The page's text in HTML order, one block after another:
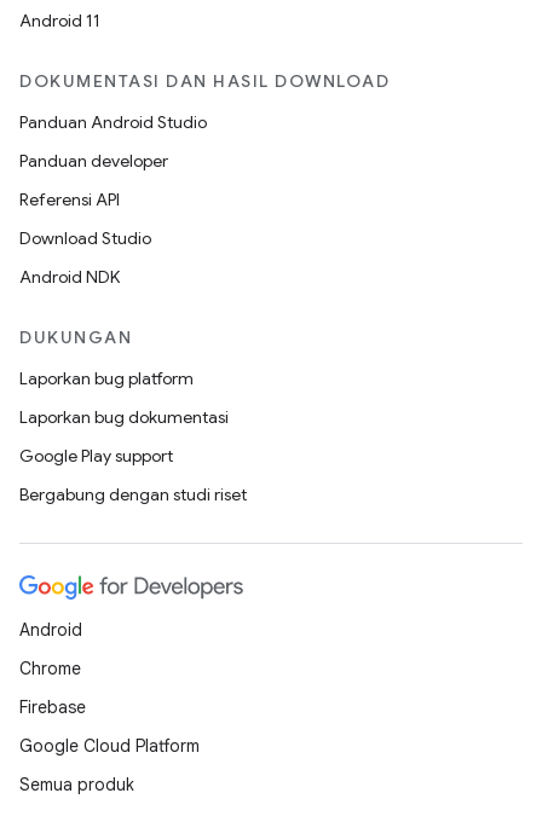
Android 11
DOKUMENTASI DAN HASIL DOWNLOAD
Panduan Android Studio
Panduan developer
Referensi API
Download Studio
Android NDK
DUKUNGAN
Laporkan bug platform
Laporkan bug dokumentasi
Google Play support
Bergabung dengan studi riset
Android
Chrome
Firebase
Google Cloud Platform
Semua produk